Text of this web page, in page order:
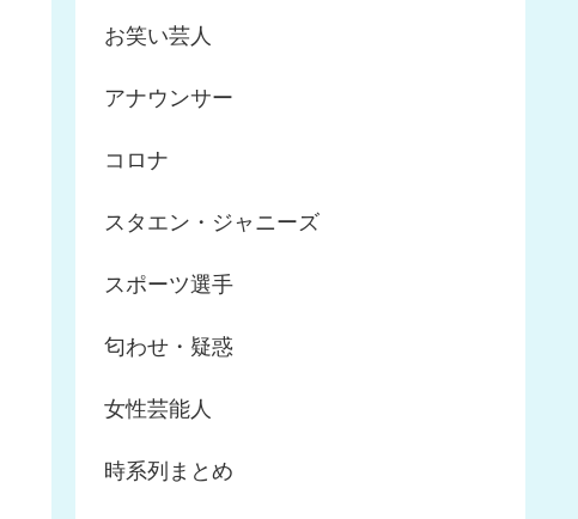
お笑い芸人
アナウンサー
コロナ
スタエン・ジャニーズ
スポーツ選手
匂わせ・疑惑
女性芸能人
時系列まとめ